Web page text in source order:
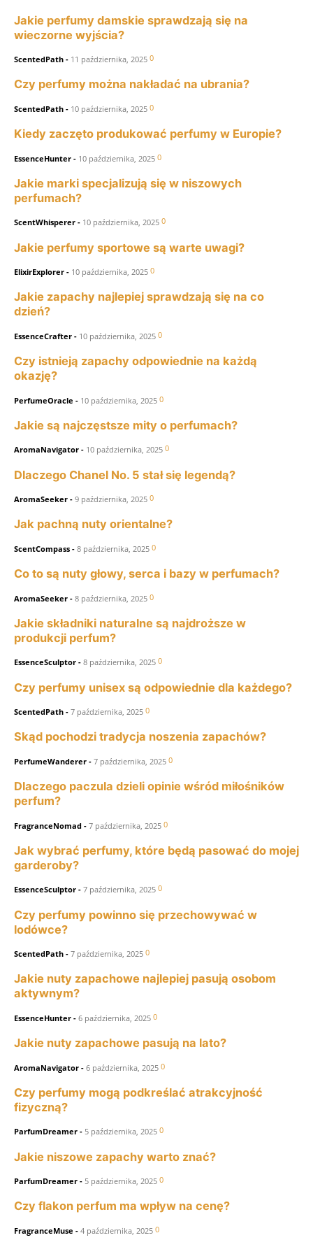
Jakie perfumy damskie sprawdzają się na
wieczorne wyjścia?
ScentedPath - 11 października, 2025 0
Czy perfumy można nakładać na ubrania?
ScentedPath - 10 października, 2025 0
Kiedy zaczęto produkować perfumy w Europie?
EssenceHunter - 10 października, 2025 0
Jakie marki specjalizują się w niszowych
perfumach?
ScentWhisperer - 10 października, 2025 0
Jakie perfumy sportowe są warte uwagi?
ElixirExplorer - 10 października, 2025 0
Jakie zapachy najlepiej sprawdzają się na co
dzień?
EssenceCrafter - 10 października, 2025 0
Czy istnieją zapachy odpowiednie na każdą
okazję?
PerfumeOracle - 10 października, 2025 0
Jakie są najczęstsze mity o perfumach?
AromaNavigator - 10 października, 2025 0
Dlaczego Chanel No. 5 stał się legendą?
AromaSeeker - 9 października, 2025 0
Jak pachną nuty orientalne?
ScentCompass - 8 października, 2025 0
Co to są nuty głowy, serca i bazy w perfumach?
AromaSeeker - 8 października, 2025 0
Jakie składniki naturalne są najdroższe w
produkcji perfum?
EssenceSculptor - 8 października, 2025 0
Czy perfumy unisex są odpowiednie dla każdego?
ScentedPath - 7 października, 2025 0
Skąd pochodzi tradycja noszenia zapachów?
PerfumeWanderer - 7 października, 2025 0
Dlaczego paczula dzieli opinie wśród miłośników
perfum?
FragranceNomad - 7 października, 2025 0
Jak wybrać perfumy, które będą pasować do mojej
garderoby?
EssenceSculptor - 7 października, 2025 0
Czy perfumy powinno się przechowywać w
lodówce?
ScentedPath - 7 października, 2025 0
Jakie nuty zapachowe najlepiej pasują osobom
aktywnym?
EssenceHunter - 6 października, 2025 0
Jakie nuty zapachowe pasują na lato?
AromaNavigator - 6 października, 2025 0
Czy perfumy mogą podkreślać atrakcyjność
fizyczną?
ParfumDreamer - 5 października, 2025 0
Jakie niszowe zapachy warto znać?
ParfumDreamer - 5 października, 2025 0
Czy flakon perfum ma wpływ na cenę?
FragranceMuse - 4 października, 2025 0